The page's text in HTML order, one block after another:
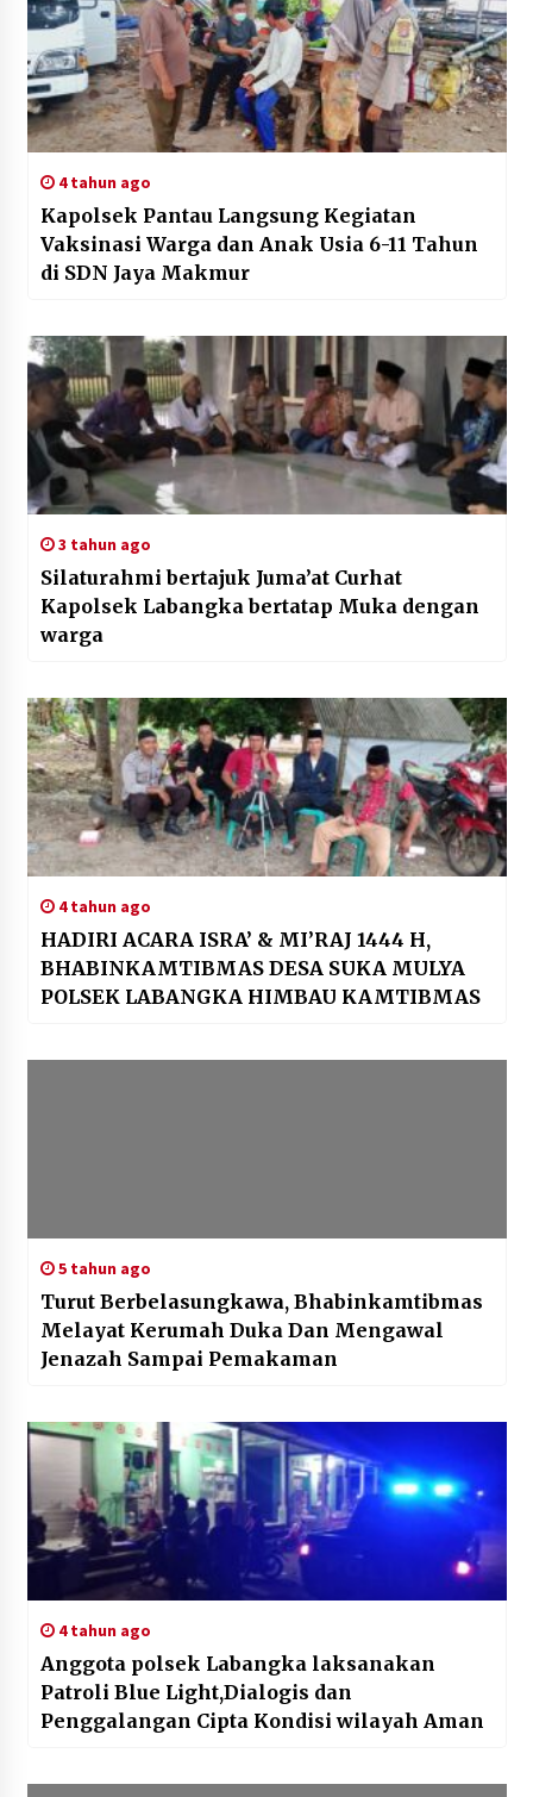
4 tahun ago
Kapolsek Pantau Langsung Kegiatan
Vaksinasi Warga dan Anak Usia 6-11 Tahun
di SDN Jaya Makmur
3 tahun ago
Silaturahmi bertajuk Juma’at Curhat
Kapolsek Labangka bertatap Muka dengan
warga
4 tahun ago
HADIRI ACARA ISRA’ & MI’RAJ 1444 H,
BHABINKAMTIBMAS DESA SUKA MULYA
POLSEK LABANGKA HIMBAU KAMTIBMAS
5 tahun ago
Turut Berbelasungkawa, Bhabinkamtibmas
Melayat Kerumah Duka Dan Mengawal
Jenazah Sampai Pemakaman
4 tahun ago
Anggota polsek Labangka laksanakan
Patroli Blue Light,Dialogis dan
Penggalangan Cipta Kondisi wilayah Aman